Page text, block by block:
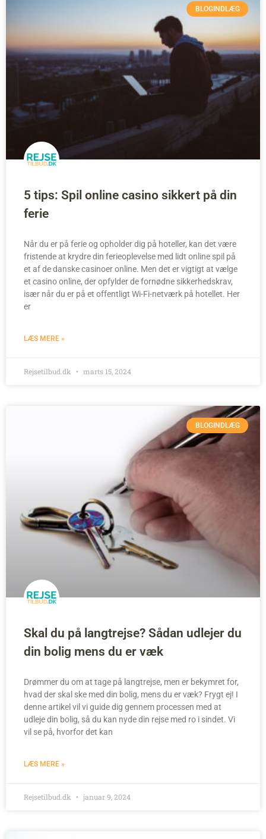
BLOGINDLÆG
5 tips: Spil online casino sikkert på din
ferie
Når du er på ferie og opholder dig på hoteller, kan det være
fristende at krydre din ferieoplevelse med lidt online spil på
et af de danske casinoer online. Men det er vigtigt at vælge
et casino online, der opfylder de fornødne sikkerhedskrav,
især når du er på et offentligt Wi-Fi-netværk på hotellet. Her
er
LÆS MERE »
Rejsetilbud.dk marts 15, 2024
BLOGINDLÆG
Skal du på langtrejse? Sådan udlejer du
din bolig mens du er væk
Drømmer du om at tage på langtrejse, men er bekymret for,
hvad der skal ske med din bolig, mens du er væk? Frygt ej! I
denne artikel vil vi guide dig gennem processen med at
udleje din bolig, så du kan nyde din rejse med ro i sindet. Vi
vil se på, hvorfor det kan
LÆS MERE »
Rejsetilbud.dk januar 9, 2024